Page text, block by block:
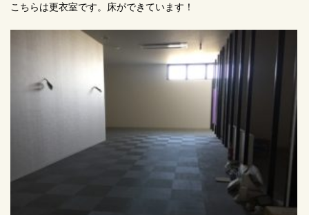
こちらは更衣室です。床ができています！